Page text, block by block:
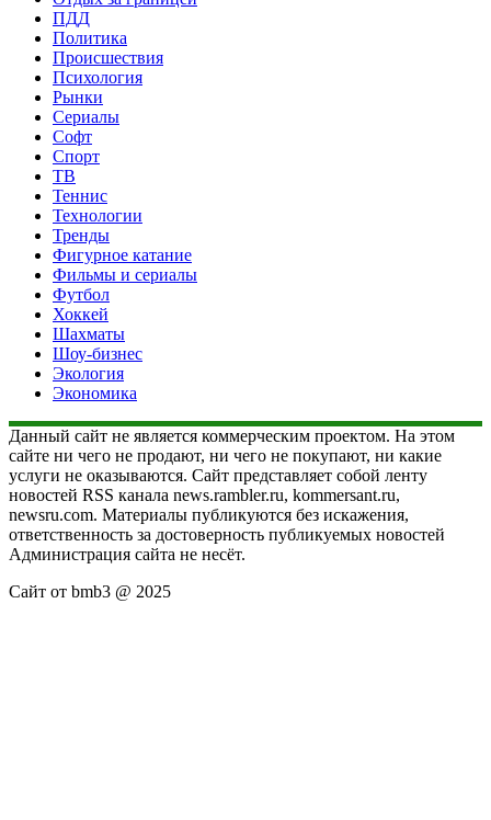
ПДД
Политика
Происшествия
Психология
Рынки
Сериалы
Софт
Спорт
ТВ
Теннис
Технологии
Тренды
Фигурное катание
Фильмы и сериалы
Футбол
Хоккей
Шахматы
Шоу-бизнес
Экология
Экономика
Данный сайт не является коммерческим проектом. На этом
сайте ни чего не продают, ни чего не покупают, ни какие
услуги не оказываются. Сайт представляет собой ленту
новостей RSS канала news.rambler.ru, kommersant.ru,
newsru.com. Материалы публикуются без искажения,
ответственность за достоверность публикуемых новостей
Администрация сайта не несёт.
Сайт от bmb3 @ 2025